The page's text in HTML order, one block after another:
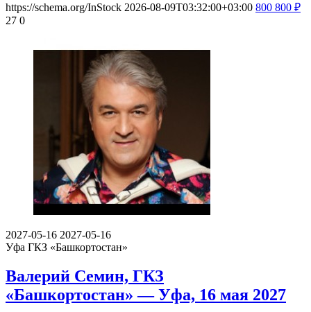
https://schema.org/InStock 2026-08-09T03:32:00+03:00 800 800 ₽
27 0
2027-05-16 2027-05-16
Уфа ГКЗ «Башкортостан»
Валерий Семин, ГКЗ
«Башкортостан» — Уфа, 16 мая 2027